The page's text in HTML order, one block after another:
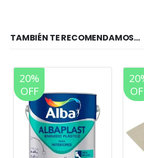
TAMBIÉN TE RECOMENDAMOS…
20%
OFF